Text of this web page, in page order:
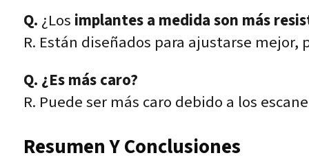
Q. ¿Los implantes a medida son más
R. Están diseñados para ajustarse
Q. ¿Es más caro?
R. Puede ser más caro debido a los
Resumen Y Conclusiones